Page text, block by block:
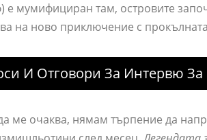
е мумифициран там, островите
на ново приключение с
И Отговори За Интервю За
ме очаква, нямам търпение да